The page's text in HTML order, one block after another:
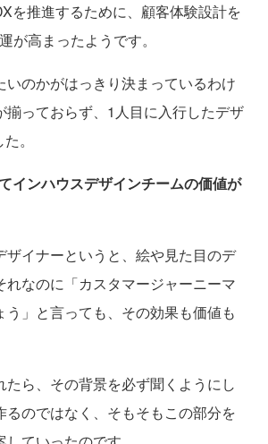
を推進するために、顧客体験設計を
高まったようです。
のかがはっきり決まっているわけ
っておらず、1人目に入行したデザ
。
インハウスデザインチームの価値が
ザイナーというと、絵や見た目のデ
なのに「カスタマージャーニーマ
」と言っても、その効果も価値も
ら、その背景を必ず聞くようにし
のではなく、そもそもこの部分を